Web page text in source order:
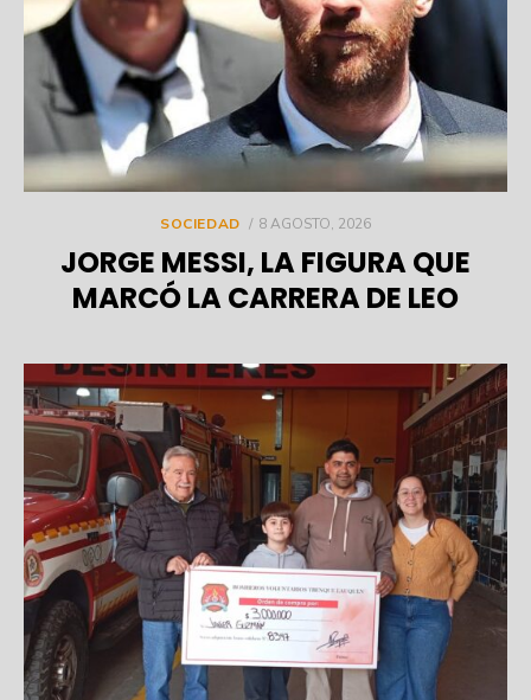
SOCIEDAD
POSTED
8 AGOSTO, 2026
JORGE MESSI, LA FIGURA QUE
MARCÓ LA CARRERA DE LEO